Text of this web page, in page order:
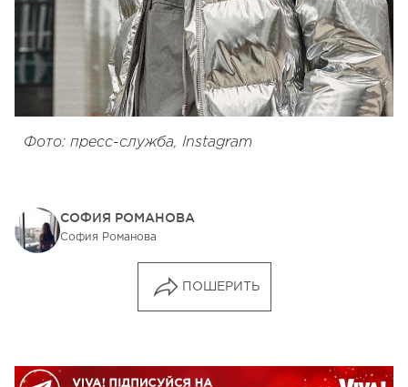
Фото: пресс-служба, Instagram
СОФИЯ РОМАНОВА
София Романова
ПОШЕРИТЬ